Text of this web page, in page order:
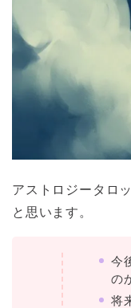
アストロジータロ
と思います。
今
の
将